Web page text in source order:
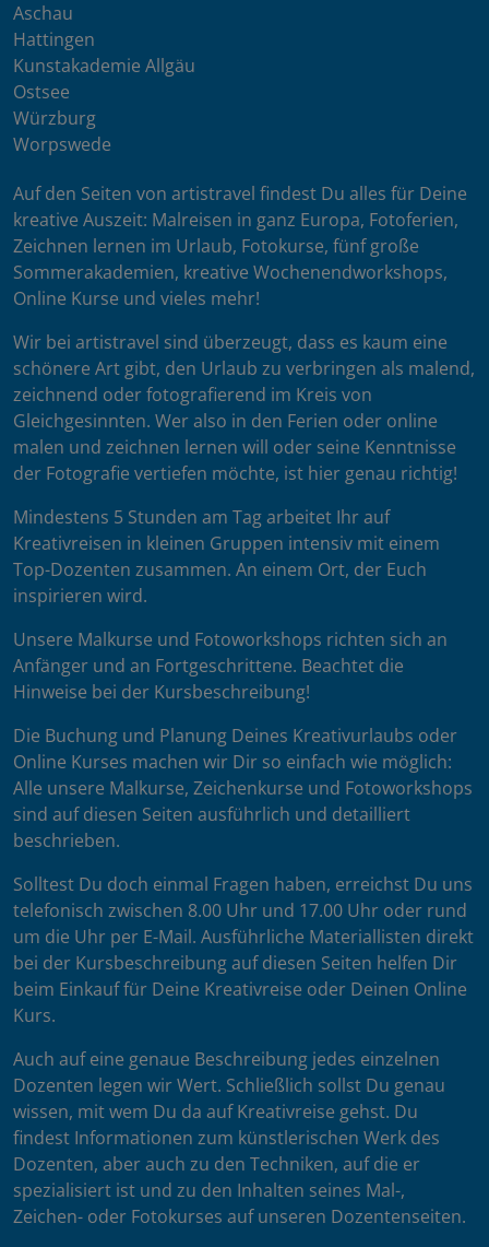
Aschau
Hattingen
Kunstakademie Allgäu
Ostsee
Würzburg
Worpswede
Auf den Seiten von artistravel findest Du alles für Deine
kreative Auszeit: Malreisen in ganz Europa, Fotoferien,
Zeichnen lernen im Urlaub, Fotokurse, fünf große
Sommerakademien, kreative Wochenendworkshops,
Online Kurse und vieles mehr!
Wir bei artistravel sind überzeugt, dass es kaum eine
schönere Art gibt, den Urlaub zu verbringen als malend,
zeichnend oder fotografierend im Kreis von
Gleichgesinnten. Wer also in den Ferien oder online
malen und zeichnen lernen will oder seine Kenntnisse
der Fotografie vertiefen möchte, ist hier genau richtig!
Mindestens 5 Stunden am Tag arbeitet Ihr auf
Kreativreisen in kleinen Gruppen intensiv mit einem
Top-Dozenten zusammen. An einem Ort, der Euch
inspirieren wird.
Unsere Malkurse und Fotoworkshops richten sich an
Anfänger und an Fortgeschrittene. Beachtet die
Hinweise bei der Kursbeschreibung!
Die Buchung und Planung Deines Kreativurlaubs oder
Online Kurses machen wir Dir so einfach wie möglich:
Alle unsere Malkurse, Zeichenkurse und Fotoworkshops
sind auf diesen Seiten ausführlich und detailliert
beschrieben.
Solltest Du doch einmal Fragen haben, erreichst Du uns
telefonisch zwischen 8.00 Uhr und 17.00 Uhr oder rund
um die Uhr per E-Mail. Ausführliche Materiallisten direkt
bei der Kursbeschreibung auf diesen Seiten helfen Dir
beim Einkauf für Deine Kreativreise oder Deinen Online
Kurs.
Auch auf eine genaue Beschreibung jedes einzelnen
Dozenten legen wir Wert. Schließlich sollst Du genau
wissen, mit wem Du da auf Kreativreise gehst. Du
findest Informationen zum künstlerischen Werk des
Dozenten, aber auch zu den Techniken, auf die er
spezialisiert ist und zu den Inhalten seines Mal-,
Zeichen- oder Fotokurses auf unseren Dozentenseiten.